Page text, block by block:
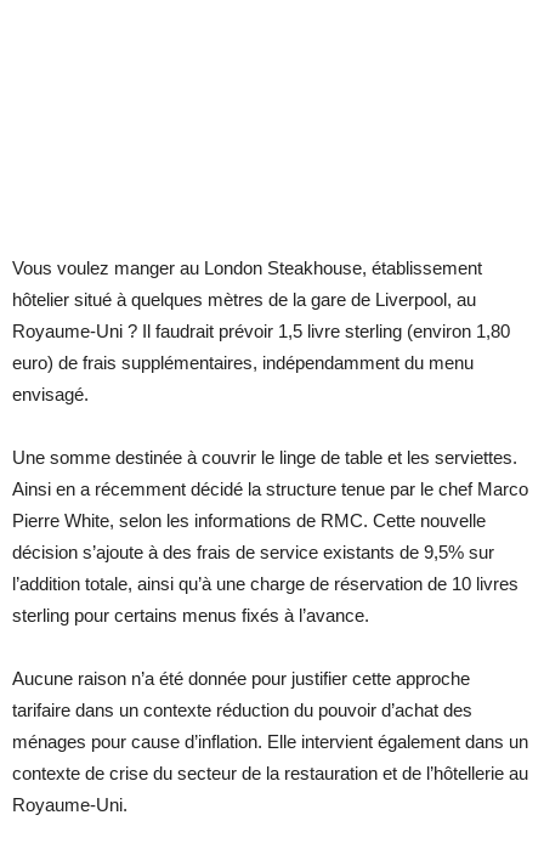
Vous voulez manger au London Steakhouse, établissement
hôtelier situé à quelques mètres de la gare de Liverpool, au
Royaume-Uni ? Il faudrait prévoir 1,5 livre sterling (environ 1,80
euro) de frais supplémentaires, indépendamment du menu
envisagé.
Une somme destinée à couvrir le linge de table et les serviettes.
Ainsi en a récemment décidé la structure tenue par le chef Marco
Pierre White, selon les informations de RMC. Cette nouvelle
décision s’ajoute à des frais de service existants de 9,5% sur
l’addition totale, ainsi qu’à une charge de réservation de 10 livres
sterling pour certains menus fixés à l’avance.
Aucune raison n’a été donnée pour justifier cette approche
tarifaire dans un contexte réduction du pouvoir d’achat des
ménages pour cause d’inflation. Elle intervient également dans un
contexte de crise du secteur de la restauration et de l’hôtellerie au
Royaume-Uni.